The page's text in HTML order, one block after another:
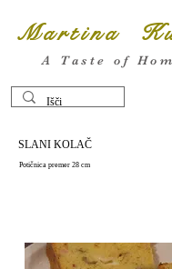
Martina
A Taste of
SLANI KOLAČ
Potičnica premer 28 cm